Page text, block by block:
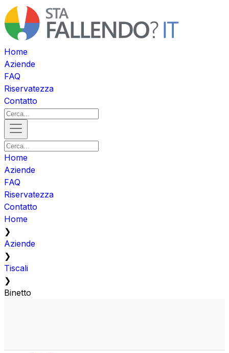
Home
Aziende
FAQ
Riservatezza
Contatto
Home
Aziende
FAQ
Riservatezza
Contatto
Home
❯
Aziende
❯
Tiscali
❯
Binetto